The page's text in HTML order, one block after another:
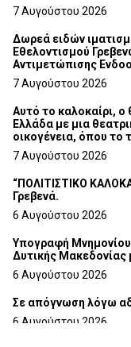
7 Αυγούστου 2026
Δωρεά ειδών
Εθελοντισμού
Αντιμετώπισης
Τμήματος Γρεβενών
7 Αυγούστου 2026
Αυτό το καλοκαίρι, ο
Ελλάδα με μια
7 Αυγούστου 2026
“ΠΟΛΙΤΙΣΤΙΚΟ
Γρεβενά.
6 Αυγούστου 2026
Υπογραφή Μνημονίου
Δυτικής
6 Αυγούστου 2026
Σε απόγνωση λόγω
6 Αυγούστου 2026